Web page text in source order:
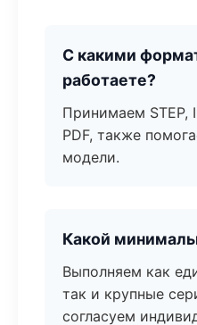
С какими
работаете?
Принимаем STEP,
PDF, также
модели.
Какой
Выполняем как
так и крупные
согласуем